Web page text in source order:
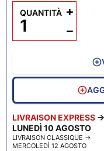
LIVRAISON EXPRESS →
LUNEDÌ 10 AGOSTO
LIVRAISON CLASSIQUE →
MERCOLEDÌ 12 AGOSTO
QUANTITÀ
−
+